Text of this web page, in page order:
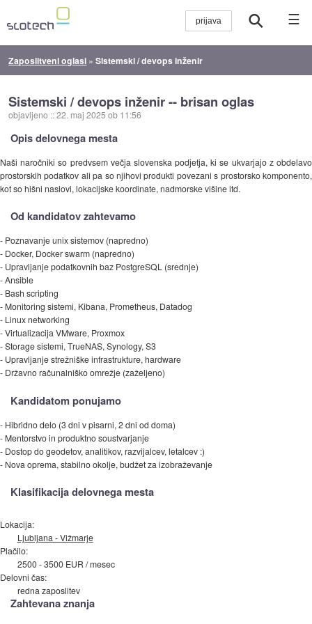
☰
Zaposlitveni oglasi »Sistemski / devops inženir
Sistemski / devops inženir -- brisan oglas
objavljeno ::22. maj 2025 ob 11:56
Opis delovnega mesta
Naši naročniki so predvsem večja slovenska podjetja, ki se ukvarjajo z obdelavo
prostorskih podatkov ali pa so njihovi produkti povezani s prostorsko komponento,
kot so hišni naslovi, lokacijske koordinate, nadmorske višine itd.
Od kandidatov zahtevamo
- Poznavanje unix sistemov (napredno)
- Docker, Docker swarm (napredno)
- Upravljanje podatkovnih baz PostgreSQL (srednje)
- Ansible
- Bash scripting
- Monitoring sistemi, Kibana, Prometheus, Datadog
- Linux networking
- Virtualizacija VMware, Proxmox
- Storage sistemi, TrueNAS, Synology, S3
- Upravljanje strežniške infrastrukture, hardware
- Državno računalniško omrežje (zaželjeno)
Kandidatom ponujamo
- Hibridno delo (3 dni v pisarni, 2 dni od doma)
- Mentorstvo in produktno soustvarjanje
- Dostop do geodetov, analitikov, razvijalcev, letalcev :)
- Nova oprema, stabilno okolje, budžet za izobraževanje
Klasifikacija delovnega mesta
Lokacija:
Ljubljana - Vižmarje
Plačilo:
2500 - 3500 EUR / mesec
Delovni čas:
redna zaposlitev
Zahtevana znanja